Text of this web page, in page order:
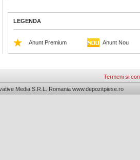
LEGENDA
Anunt Premium Anunt Nou
Termeni si
Media S.R.L. Romania www.depozitpiese.ro